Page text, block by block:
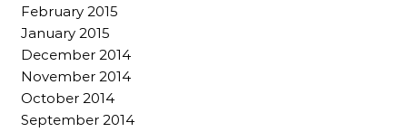
February 2015
January 2015
December 2014
November 2014
October 2014
September 2014